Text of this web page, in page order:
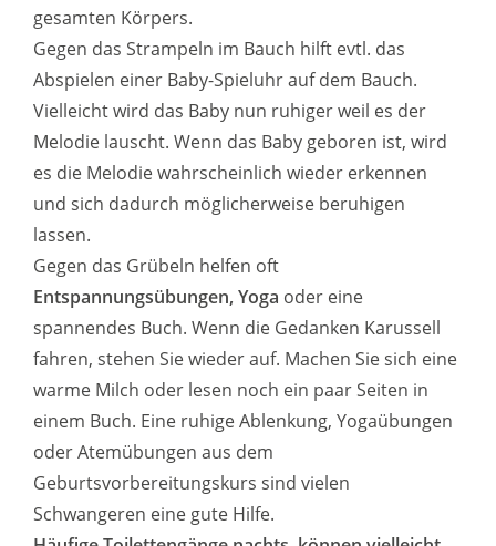
gesamten Körpers.
Gegen das Strampeln im Bauch hilft evtl. das
Abspielen einer Baby-Spieluhr auf dem Bauch.
Vielleicht wird das Baby nun ruhiger weil es der
Melodie lauscht. Wenn das Baby geboren ist, wird
es die Melodie wahrscheinlich wieder erkennen
und sich dadurch möglicherweise beruhigen
lassen.
Gegen das Grübeln helfen oft
Entspannungsübungen, Yoga oder eine
spannendes Buch. Wenn die Gedanken Karussell
fahren, stehen Sie wieder auf. Machen Sie sich eine
warme Milch oder lesen noch ein paar Seiten in
einem Buch. Eine ruhige Ablenkung, Yogaübungen
oder Atemübungen aus dem
Geburtsvorbereitungskurs sind vielen
Schwangeren eine gute Hilfe.